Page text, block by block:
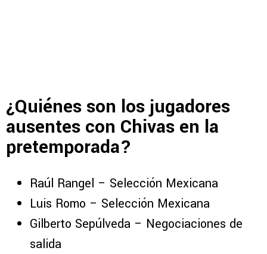
¿Quiénes son los jugadores
ausentes con Chivas en la
pretemporada?
Raúl Rangel – Selección Mexicana
Luis Romo – Selección Mexicana
Gilberto Sepúlveda – Negociaciones de
salida